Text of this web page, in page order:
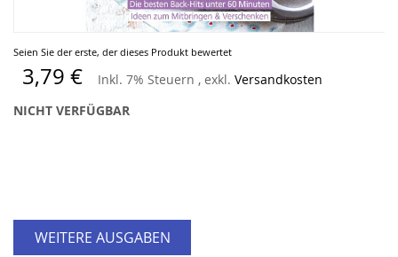
Seien Sie der erste, der dieses Produkt bewertet
3,79 € Inkl. 7% Steuern , exkl. Versandkosten
NICHT VERFÜGBAR
WEITERE AUSGABEN
Zum
Anfang
der
Bildergalerie
springen